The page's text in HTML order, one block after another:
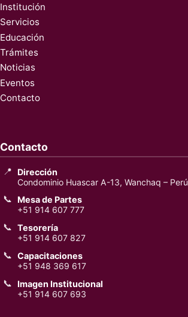
Institución
Servicios
Educación
Trámites
Noticias
Eventos
Contacto
Contacto
📍
Dirección
Condominio Huascar A-13, Wanchaq – Perú
📞
Mesa de Partes
+51 914 607 777
📞 Tesorería
+51 914 607 827
📞 Capacitaciones
+51 948 369 617
📞
Imagen Institucional
+51 914 607 693